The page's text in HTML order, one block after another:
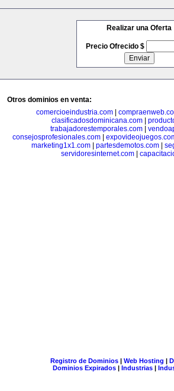
Realizar una Oferta
Precio Ofrecido $
Otros dominios en venta:
comercioeindustria.com|
clasificadosdominicana.com
trabajadorestemporales.com
consejosprofesionales.com|
marketing1x1.com| partesdemotos.com|
servidoresinternet.com
Registro de Dominios| Web Hosting |
Dominios Expirados | Industrias |